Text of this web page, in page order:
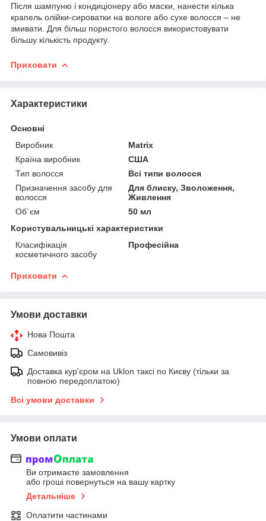
Після шампуню і кондиціонеру або маски, нанести кілька
крапель олійки-сироватки на вологе або сухе волосся – не
змивати. Для більш пористого волосся використовувати
більшу кількість продукту.
Приховати
Характеристики
Основні
Виробник
Matrix
Країна виробник
США
Тип волосся
Всі типи волосся
Призначення засобу для
волосся
Для блиску, Зволоження,
Живлення
Об`єм
50 мл
Користувальницькі характеристики
Класифікація
косметичного засобу
Професійна
Приховати
Умови доставки
Нова Пошта
Самовивіз
Доставка кур'єром на Uklon таксі по Києву (тільки за
повною передоплатою)
Всі умови доставки
Умови оплати
Ви отримаєте замовлення
або гроші повернуться на вашу картку
Детальніше
Оплатити частинами